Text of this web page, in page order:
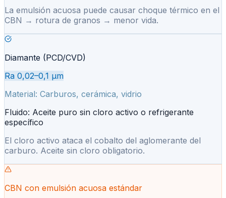
La emulsión acuosa puede causar choque térmico en el
CBN → rotura de granos → menor vida.
Diamante (PCD/CVD)
Ra 0,02–0,1 µm
Material: Carburos, cerámica, vidrio
Fluido: Aceite puro sin cloro activo o refrigerante
específico
El cloro activo ataca el cobalto del aglomerante del
carburo. Aceite sin cloro obligatorio.
CBN con emulsión acuosa estándar